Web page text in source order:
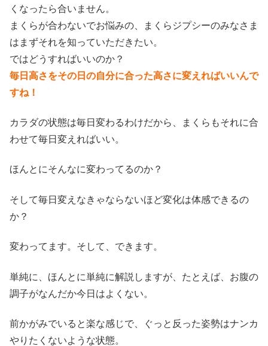
くなったら合いません。
まくらが合わないでお悩みの、まくらジプシーのみなさま
はまずそれを知っていただきたい。
ではどうすればいいのか？
毎日高さをその日の自分に合った高さに変えればいいんで
すね！
カラダの状態は毎日変わるわけだから、まくらもそれに合
わせて毎日変えればいい。
ほんとにそんなに変わってるのか？
そして毎日変えなきゃならないほど変化は体感できるの
か？
変わってます。そして、できます。
単純に、ほんとに単純に解説しますが、たとえば、お腹の
調子がなんだか今日はよくない。
前かがみでいると楽な感じで、ぐっと反った姿勢はナンカ
やりたくないような状態。